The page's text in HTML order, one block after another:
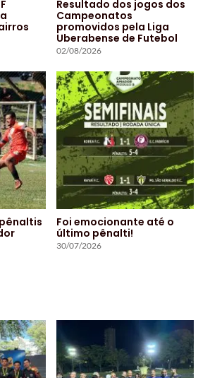
Resultado dos jogos dos
Campeonatos
promovidos pela Liga
Uberabense de Futebol
02/08/2026
Foi emocionante até o
último pênalti!
30/07/2026